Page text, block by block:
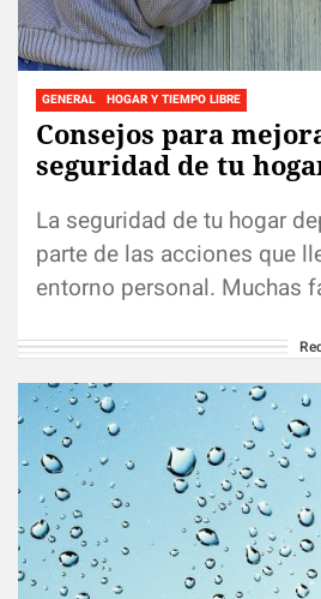
GENERAL HOGAR Y TIEMPO LIBRE
Consejos para
seguridad de tu
La seguridad de tu hogar
parte de las acciones que
entorno personal. Muchas